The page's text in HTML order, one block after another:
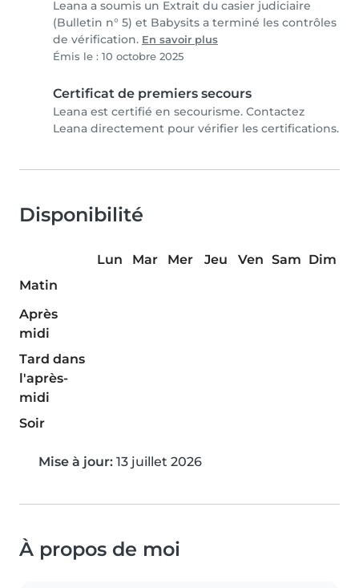
Leana a soumis un Extrait du casier judiciaire
(Bulletin n° 5) et Babysits a terminé les contrôles
de vérification. En savoir plus
Émis le : 10 octobre 2025
Certificat de premiers secours
Leana est certifié en secourisme. Contactez
Leana directement pour vérifier les certifications.
Disponibilité
Lun Mar Mer Jeu Ven Sam Dim
Matin
Après
midi
Tard dans
l'après-
midi
Soir
Mise à jour: 13 juillet 2026
À propos de moi